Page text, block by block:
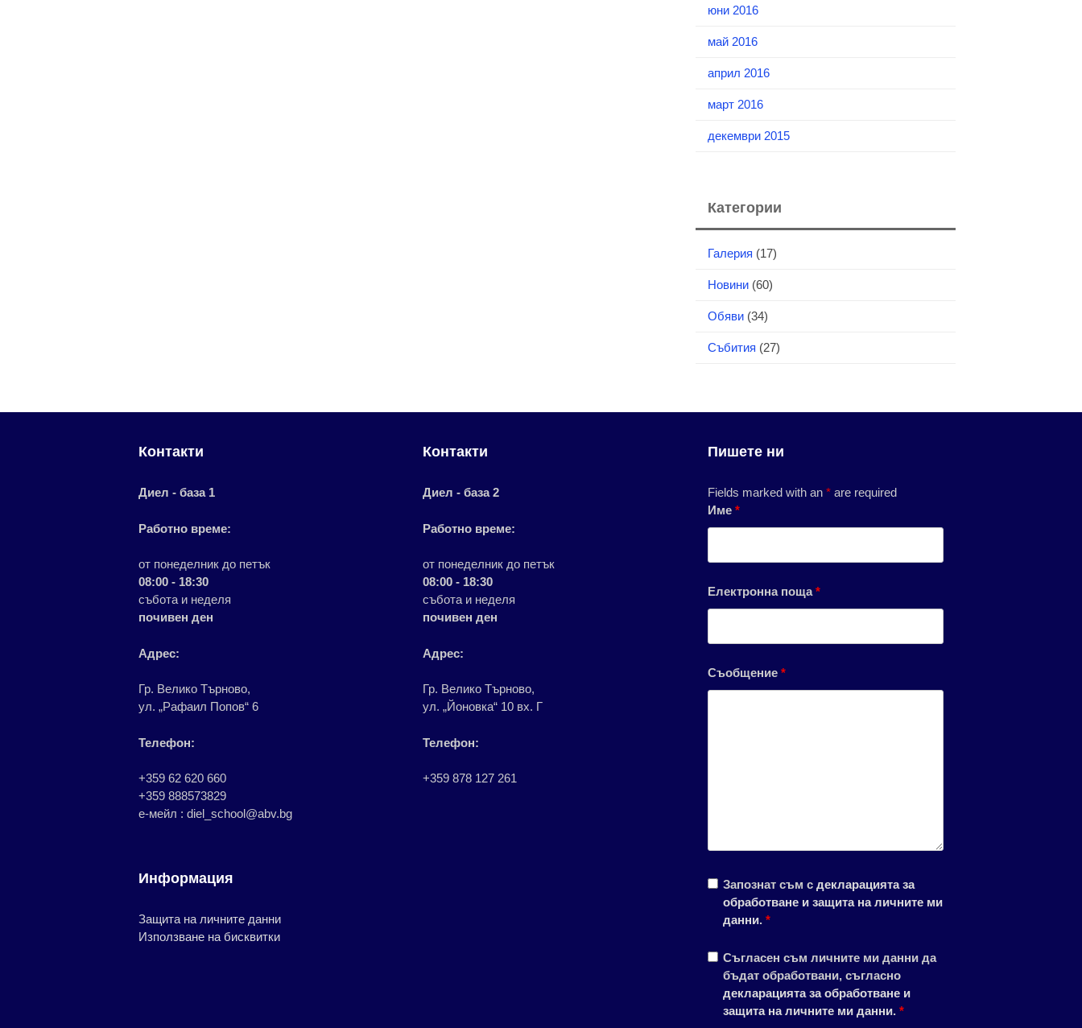
юни 2016
май 2016
април 2016
март 2016
декември 2015
Категории
Галерия (17)
Новини(60)
Обяви(34)
Събития (27)
Контакти
Диел - база 1
Работно време:
от понеделник до петък
08:00 - 18:30
събота и неделя
почивен ден
Адрес:
Гр. Велико Търново,
ул. „Рафаил Попов“ 6
Телефон:
+359 62 620 660
+359 888573829
е-мейл : diel_school@abv.bg
Информация
Защита на личните данни
Използване на бисквитки
Контакти
Диел - база 2
Работно време:
от понеделник до петък
08:00 - 18:30
събота и неделя
почивен ден
Адрес:
Гр. Велико Търново,
ул. „Йоновка“ 10 вх. Г
Телефон:
+359 878 127 261
Пишете ни
Fields marked with an *are required
Име *
Електронна поща*
Съобщение *
Запознат съм с декларацията за
обработване и защита на личните ми
данни. *
Съгласен съм личните ми данни да
бъдат обработвани, съгласно
декларацията за обработване и
защита на личните ми данни. *